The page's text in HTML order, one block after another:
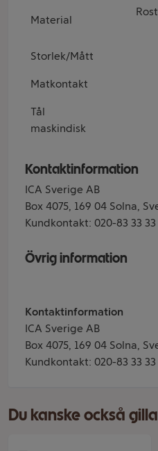
Material
Storlek/Mått
Matkontakt
Tål
maskindisk
Kontaktinformation
ICA Sverige AB
Box 4075, 169 04 Solna,
Kundkontakt: 020-83 33
Övrig information
Kontaktinformation
ICA Sverige AB
Box 4075, 169 04 Solna,
Kundkontakt: 020-83 33
Du kanske också